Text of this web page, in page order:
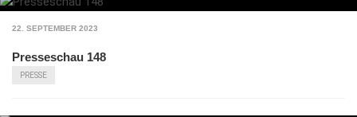
22. SEPTEMBER 2023
Presseschau 148
PRESSE